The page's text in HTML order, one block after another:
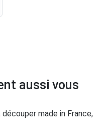
aussi vous
made in France,